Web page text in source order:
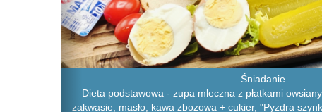
Śniadanie
Dieta podstawowa - zupa mleczna z płatkami
zakwasie, masło, kawa zbożowa + cukier, "Pyzdra